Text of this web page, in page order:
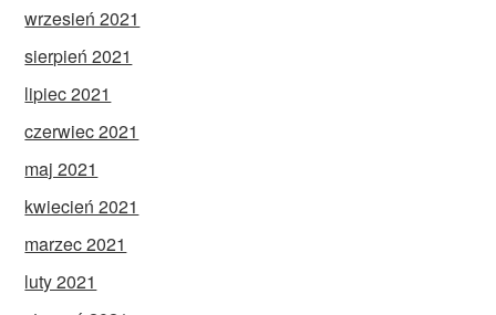
wrzesień 2021
sierpień 2021
lipiec 2021
czerwiec 2021
maj 2021
kwiecień 2021
marzec 2021
luty 2021